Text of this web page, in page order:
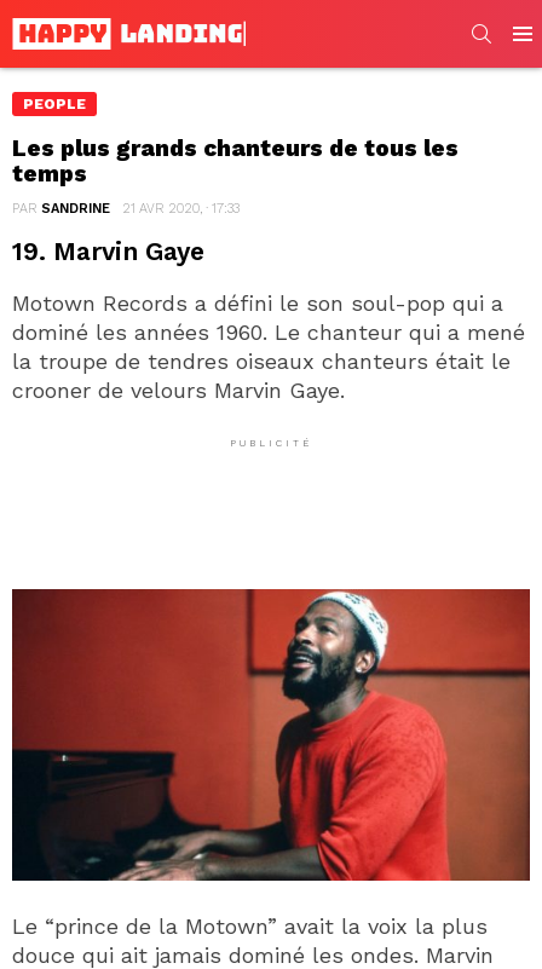
PEOPLE
Les plus grands chanteurs de tous les
temps
PAR SANDRINE 21 AVR 2020, · 17:33
19. Marvin Gaye
Motown Records a défini le son soul-pop qui a
dominé les années 1960. Le chanteur qui a mené
la troupe de tendres oiseaux chanteurs était le
crooner de velours Marvin Gaye.
PUBLICITÉ
Le “prince de la Motown” avait la voix la plus
douce qui ait jamais dominé les ondes. Marvin